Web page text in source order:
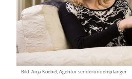
Bild: Anja Koebel; Agentur senderundempfänger